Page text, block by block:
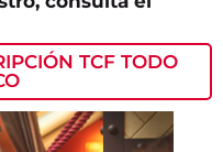
TCF TODO